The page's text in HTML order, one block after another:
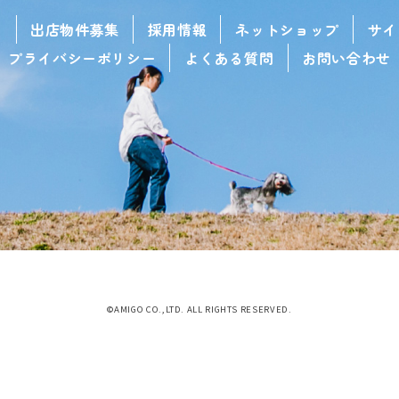
出店物件募集 採用情報 ネットショップ
サ
プライバシーポリシー
よくある質問 お問い合わせ
©AMIGO CO.,LTD. ALL RIGHTS RESERVED.